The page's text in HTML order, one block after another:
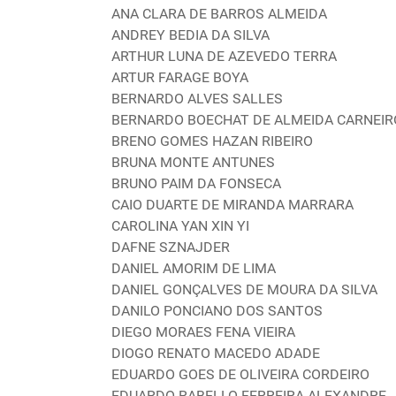
ANA CLARA DE BARROS ALMEIDA
ANDREY BEDIA DA SILVA
ARTHUR LUNA DE AZEVEDO TERRA
ARTUR FARAGE BOYA
BERNARDO ALVES SALLES
BERNARDO BOECHAT DE ALMEIDA
BRENO GOMES HAZAN RIBEIRO
BRUNA MONTE ANTUNES
BRUNO PAIM DA FONSECA
CAIO DUARTE DE MIRANDA MARRARA
CAROLINA YAN XIN YI
DAFNE SZNAJDER
DANIEL AMORIM DE LIMA
DANIEL GONÇALVES DE MOURA DA SILVA
DANILO PONCIANO DOS SANTOS
DIEGO MORAES FENA VIEIRA
DIOGO RENATO MACEDO ADADE
EDUARDO GOES DE OLIVEIRA CORDEIRO